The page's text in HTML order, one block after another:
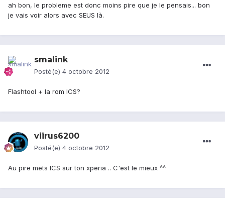
ah bon, le probleme est donc moins pire que je le pensais... bon
je vais voir alors avec SEUS là.
smalink
Posté(e) 4 octobre 2012
Flashtool + la rom ICS?
viirus6200
Posté(e) 4 octobre 2012
Au pire mets ICS sur ton xperia .. C'est le mieux ^^